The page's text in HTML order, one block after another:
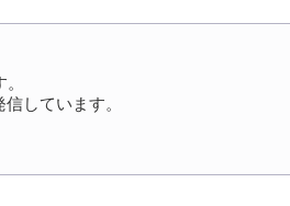
しています。